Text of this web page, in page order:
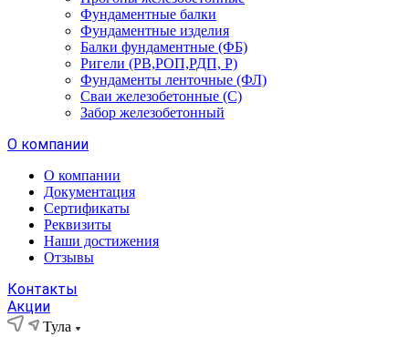
Фундаментные балки
Фундаментные изделия
Балки фундаментные (ФБ)
Ригели (РВ,РОП,РДП, Р)
Фундаменты ленточные (ФЛ)
Сваи железобетонные (С)
Забор железобетонный
О компании
О компании
Документация
Сертификаты
Реквизиты
Наши достижения
Отзывы
Контакты
Акции
Тула